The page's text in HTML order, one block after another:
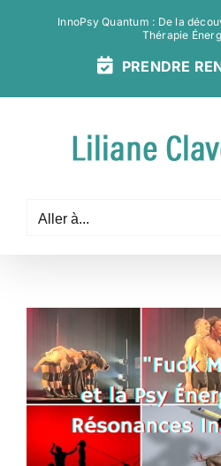
InnoPsy Quantum : De la
Thérapie
PRENDRE
VOUS
Aller à...
Voir
l'image
agrandie